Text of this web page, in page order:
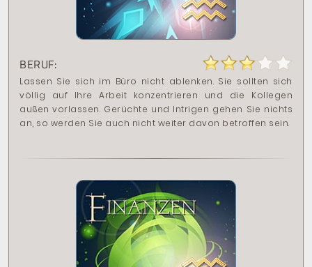
BERUF:
Lassen Sie sich im Büro nicht ablenken. Sie sollten sich
völlig auf Ihre Arbeit konzentrieren und die Kollegen
außen vorlassen. Gerüchte und Intrigen gehen Sie nichts
an, so werden Sie auch nicht weiter davon betroffen sein.